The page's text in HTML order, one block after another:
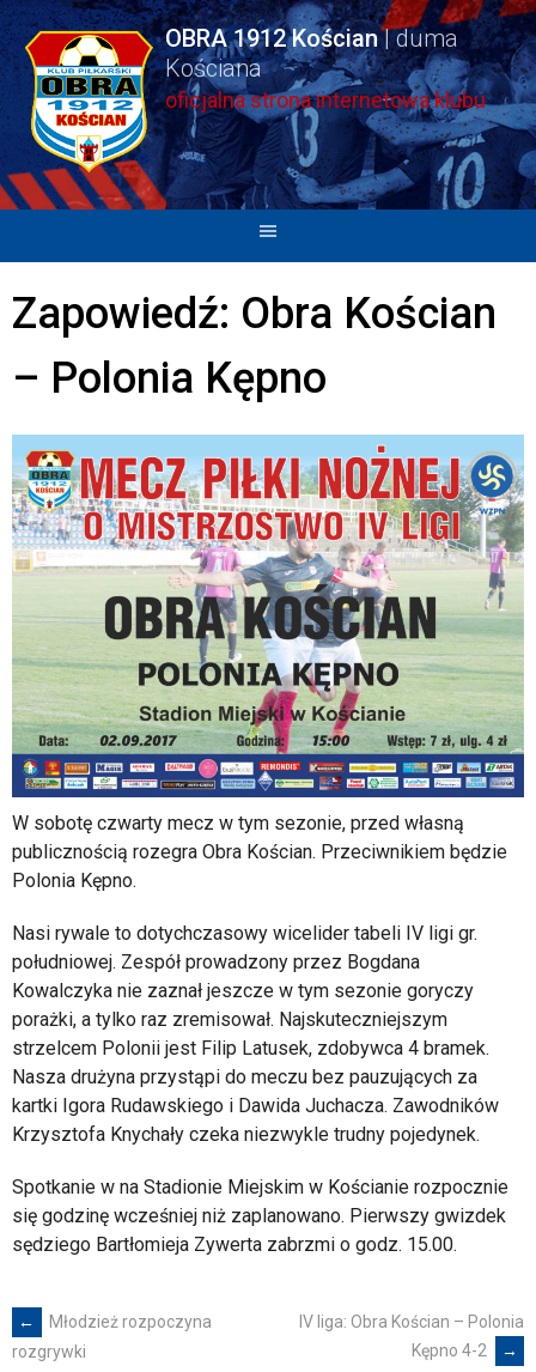
Skip
to
content
OBRA 1912 Kościan
oficjalna strona internetowa klubu
Zapowiedź: Obra Kościan
– Polonia Kępno
W sobotę czwarty mecz w tym sezonie, przed własną
publicznością rozegra Obra Kościan. Przeciwnikiem będzie
Polonia Kępno.
Nasi rywale to dotychczasowy wicelider tabeli IV ligi gr.
południowej. Zespół prowadzony przez Bogdana
Kowalczyka nie zaznał jeszcze w tym sezonie goryczy
porażki, a tylko raz zremisował. Najskuteczniejszym
strzelcem Polonii jest Filip Latusek, zdobywca 4 bramek.
Nasza drużyna przystąpi do meczu bez pauzujących za
kartki Igora Rudawskiego i Dawida Juchacza. Zawodników
Krzysztofa Knychały czeka niezwykle trudny pojedynek.
Spotkanie w na Stadionie Miejskim w Kościanie rozpocznie
się godzinę wcześniej niż zaplanowano. Pierwszy gwizdek
sędziego Bartłomieja Zywerta zabrzmi o godz. 15.00.
Post
←
Młodzież rozpoczyna
rozgrywki
IV liga: Obra Kościan – Polonia
Kępno 4-2
→